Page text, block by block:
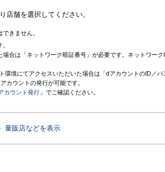
店舗を選択してください。
きません。
場合は「ネットワーク暗証番号」が必要です。ネットワー
環境にてアクセスいただいた場合は「dアカウントのID／
カウントの発行が可能です。
カウント発行 」でご確認ください。
量販店などを表示